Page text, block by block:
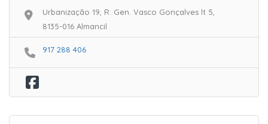
Urbanização 19, R. Gen. Vasco Gonçalves lt 5,
8135-016 Almancil
917 288 406